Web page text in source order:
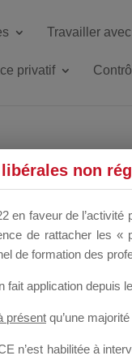
Travailler
privatif
non
en faveur de
de rattacher les
de formation des
fait application depuis
présent qu’une
n’est habilitée à